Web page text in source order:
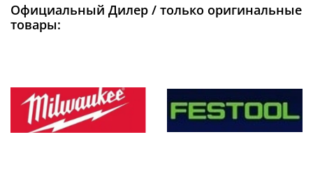
Официальный Дилер / только оригинальные
товары: